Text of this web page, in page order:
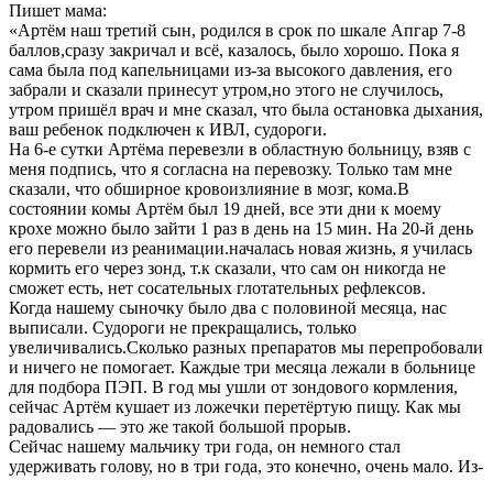
Пишет мама:
«Артём наш третий сын, родился в срок по шкале Апгар 7-8
баллов,сразу закричал и всё, казалось, было хорошо. Пока я
сама была под капельницами из-за высокого давления, его
забрали и сказали принесут утром,но этого не случилось,
утром пришёл врач и мне сказал, что была остановка дыхания,
ваш ребенок подключен к ИВЛ, судороги.
На 6-е сутки Артёма перевезли в областную больницу, взяв с
меня подпись, что я согласна на перевозку. Только там мне
сказали, что обширное кровоизлияние в мозг, кома.В
состоянии комы Артём был 19 дней, все эти дни к моему
крохе можно было зайти 1 раз в день на 15 мин. На 20-й день
его перевели из реанимации.началась новая жизнь, я училась
кормить его через зонд, т.к сказали, что сам он никогда не
сможет есть, нет сосательных глотательных рефлексов.
Когда нашему сыночку было два с половиной месяца, нас
выписали. Судороги не прекращались, только
увеличивались.Сколько разных препаратов мы перепробовали
и ничего не помогает. Каждые три месяца лежали в больнице
для подбора ПЭП. В год мы ушли от зондового кормления,
сейчас Артём кушает из ложечки перетёртую пищу. Как мы
радовались — это же такой большой прорыв.
Сейчас нашему мальчику три года, он немного стал
удерживать голову, но в три года, это конечно, очень мало. Из-